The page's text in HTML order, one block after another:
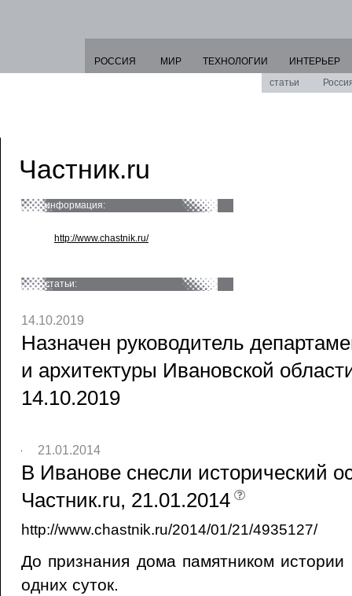
РОССИЯ МИР ТЕХНОЛОГИИ
ИНТЕРЬЕР
статьи
Частник.ru
информация:
http://www.chastnik.ru/
статьи:
14.10.2019
Назначен руководитель
и архитектуры Ивановской
14.10.2019
21.01.2014
В Иванове снесли исторический
Частник.ru, 21.01.2014
http://www.chastnik.ru/2014/01/21/4935127/
До признания дома памятником истории
одних суток.